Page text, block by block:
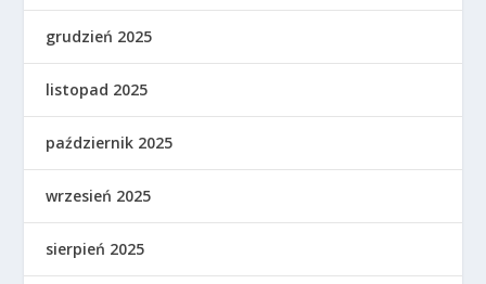
grudzień 2025
listopad 2025
październik 2025
wrzesień 2025
sierpień 2025